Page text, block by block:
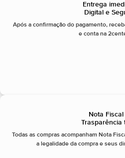
Entrega
Digital e
Após a confirmação do pagamento,
e conta na
Nota Fiscal
Trasparência
Todas as compras acompanham Nota
a legalidade da compra e seus